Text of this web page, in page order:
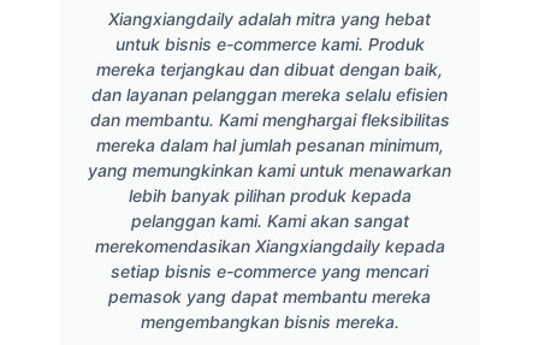
Xiangxiangdaily adalah mitra yang hebat
untuk bisnis e-commerce kami. Produk
mereka terjangkau dan dibuat dengan baik,
dan layanan pelanggan mereka selalu efisien
dan membantu. Kami menghargai fleksibilitas
mereka dalam hal jumlah pesanan minimum,
yang memungkinkan kami untuk menawarkan
lebih banyak pilihan produk kepada
pelanggan kami. Kami akan sangat
merekomendasikan Xiangxiangdaily kepada
setiap bisnis e-commerce yang mencari
pemasok yang dapat membantu mereka
mengembangkan bisnis mereka.